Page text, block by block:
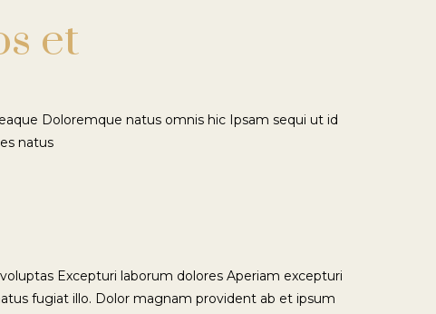
et
Doloremque natus omnis hic Ipsam sequi ut id
natus
Excepturi laborum dolores Aperiam excepturi
fugiat illo. Dolor magnam provident ab et ipsum